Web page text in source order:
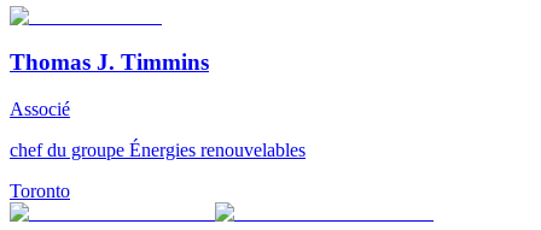
Thomas J. Timmins
Associé
chef du groupe Énergies renouvelables
Toronto